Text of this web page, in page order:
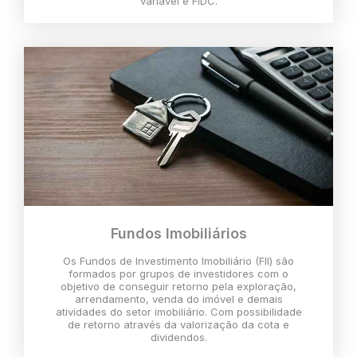
Fundos Imobiliários
Os Fundos de Investimento Imobiliário (FII) são
formados por grupos de investidores com o
objetivo de conseguir retorno pela exploração,
arrendamento, venda do imóvel e demais
atividades do setor imobiliário. Com possibilidade
de retorno através da valorização da cota e
dividendos.